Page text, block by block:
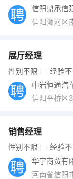
12000-20000元
财务会计
网络IT
快递员
收银员
出纳
编辑
信阳浉河区
展厅经理
性别不限 经验不
中岩恒通汽
信阳平桥区
销售经理
性别不限 经验不
华宇商贸有
河南省信阳